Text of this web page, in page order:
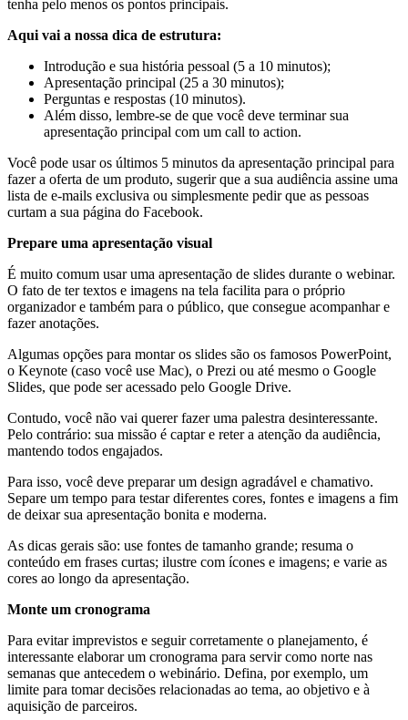
tenha pelo menos os pontos principais.
Aqui vai a nossa dica de estrutura:
Introdução e sua história pessoal (5 a 10 minutos);
Apresentação principal (25 a 30 minutos);
Perguntas e respostas (10 minutos).
Além disso, lembre-se de que você deve terminar sua
apresentação principal com um call to action.
Você pode usar os últimos 5 minutos da apresentação principal para
fazer a oferta de um produto, sugerir que a sua audiência assine uma
lista de e-mails exclusiva ou simplesmente pedir que as pessoas
curtam a sua página do Facebook.
Prepare uma apresentação visual
É muito comum usar uma apresentação de slides durante o webinar.
O fato de ter textos e imagens na tela facilita para o próprio
organizador e também para o público, que consegue acompanhar e
fazer anotações.
Algumas opções para montar os slides são os famosos PowerPoint,
o Keynote (caso você use Mac), o Prezi ou até mesmo o Google
Slides, que pode ser acessado pelo Google Drive.
Contudo, você não vai querer fazer uma palestra desinteressante.
Pelo contrário: sua missão é captar e reter a atenção da audiência,
mantendo todos engajados.
Para isso, você deve preparar um design agradável e chamativo.
Separe um tempo para testar diferentes cores, fontes e imagens a fim
de deixar sua apresentação bonita e moderna.
As dicas gerais são: use fontes de tamanho grande; resuma o
conteúdo em frases curtas; ilustre com ícones e imagens; e varie as
cores ao longo da apresentação.
Monte um cronograma
Para evitar imprevistos e seguir corretamente o planejamento, é
interessante elaborar um cronograma para servir como norte nas
semanas que antecedem o webinário. Defina, por exemplo, um
limite para tomar decisões relacionadas ao tema, ao objetivo e à
aquisição de parceiros.